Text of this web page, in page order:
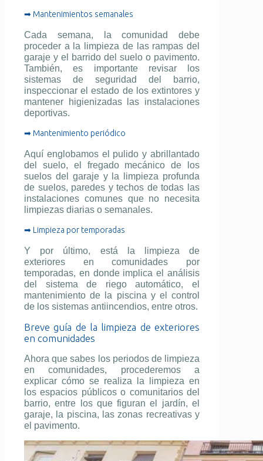
➡ Mantenimientos semanales
Cada semana, la comunidad debe
proceder a la limpieza de las rampas del
garaje y el barrido del suelo o pavimento.
También, es importante revisar los
sistemas de seguridad del barrio,
inspeccionar el estado de los extintores y
mantener higienizadas las instalaciones
deportivas.
➡ Mantenimiento periódico
Aquí englobamos el pulido y abrillantado
del suelo, el fregado mecánico de los
suelos del garaje y la limpieza profunda
de suelos, paredes y techos de todas las
instalaciones comunes que no necesita
limpiezas diarias o semanales.
➡ Limpieza por temporadas
Y por último, está la limpieza de
exteriores en comunidades por
temporadas, en donde implica el análisis
del sistema de riego automático, el
mantenimiento de la piscina y el control
de los sistemas antiincendios, entre otros.
Breve guía de la limpieza de exteriores
en comunidades
Ahora que sabes los periodos de limpieza
en comunidades, procederemos a
explicar cómo se realiza la limpieza en
los espacios públicos o comunitarios del
barrio, entre los que figuran el jardín, el
garaje, la piscina, las zonas recreativas y
el pavimento.